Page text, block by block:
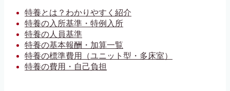
特養とは？わかりやすく紹介
特養の入所基準・特例入所
特養の人員基準
特養の基本報酬・加算一覧
特養の標準費用（ユニット型・多床室）
特養の費用・自己負担